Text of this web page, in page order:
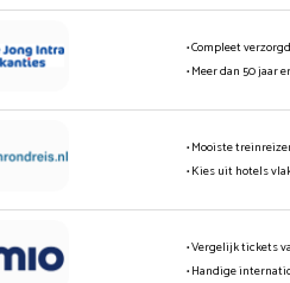
• Compleet
• Meer dan 50 jaar
• Mooiste
• Kies uit hotels
• Vergelijk tickets
• Handige